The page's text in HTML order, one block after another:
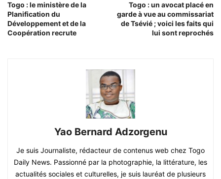
Togo : le ministère de la
Planification du
Développement et de la
Coopération recrute
Togo : un avocat placé en
garde à vue au commissariat
de Tsévié ; voici les faits qui
lui sont reprochés
Yao Bernard Adzorgenu
Je suis Journaliste, rédacteur de contenus web chez Togo
Daily News. Passionné par la photographie, la littérature, les
actualités sociales et culturelles, je suis lauréat de plusieurs